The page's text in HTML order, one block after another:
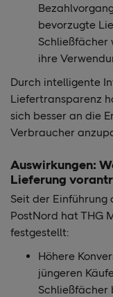
bevorzugte
Schließfächer
ihre
Durch intelligente
Liefertransparenz
sich besser an die
Verbraucher
Auswirkungen:
Lieferung
Seit der Einführung
PostNord hat THG
festgestellt:
Höhere
jüngeren
Schließfächer